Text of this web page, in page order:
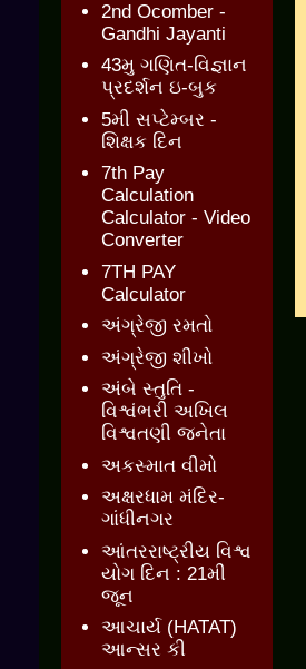
2nd Ocomber -
Gandhi Jayanti
43મુ ગણિત-વિજ્ઞાન
પ્રદર્શન ઇ-બુક
5મી સપ્ટેમ્બર -
શિક્ષક દિન
7th Pay
Calculation
Calculator - Video
Converter
7TH PAY
Calculator
અંગ્રેજી રમતો
અંગ્રેજી શીખો
અંબે સ્તુતિ -
વિશ્વંભરી અખિલ
વિશ્વતણી જનેતા
અકસ્માત વીમો
અક્ષરધામ મંદિર-
ગાંધીનગર
આંતરરાષ્ટ્રીય વિશ્વ
યોગ દિન : 21મી
જૂન
આચાર્ય (HATAT)
આન્સર કી